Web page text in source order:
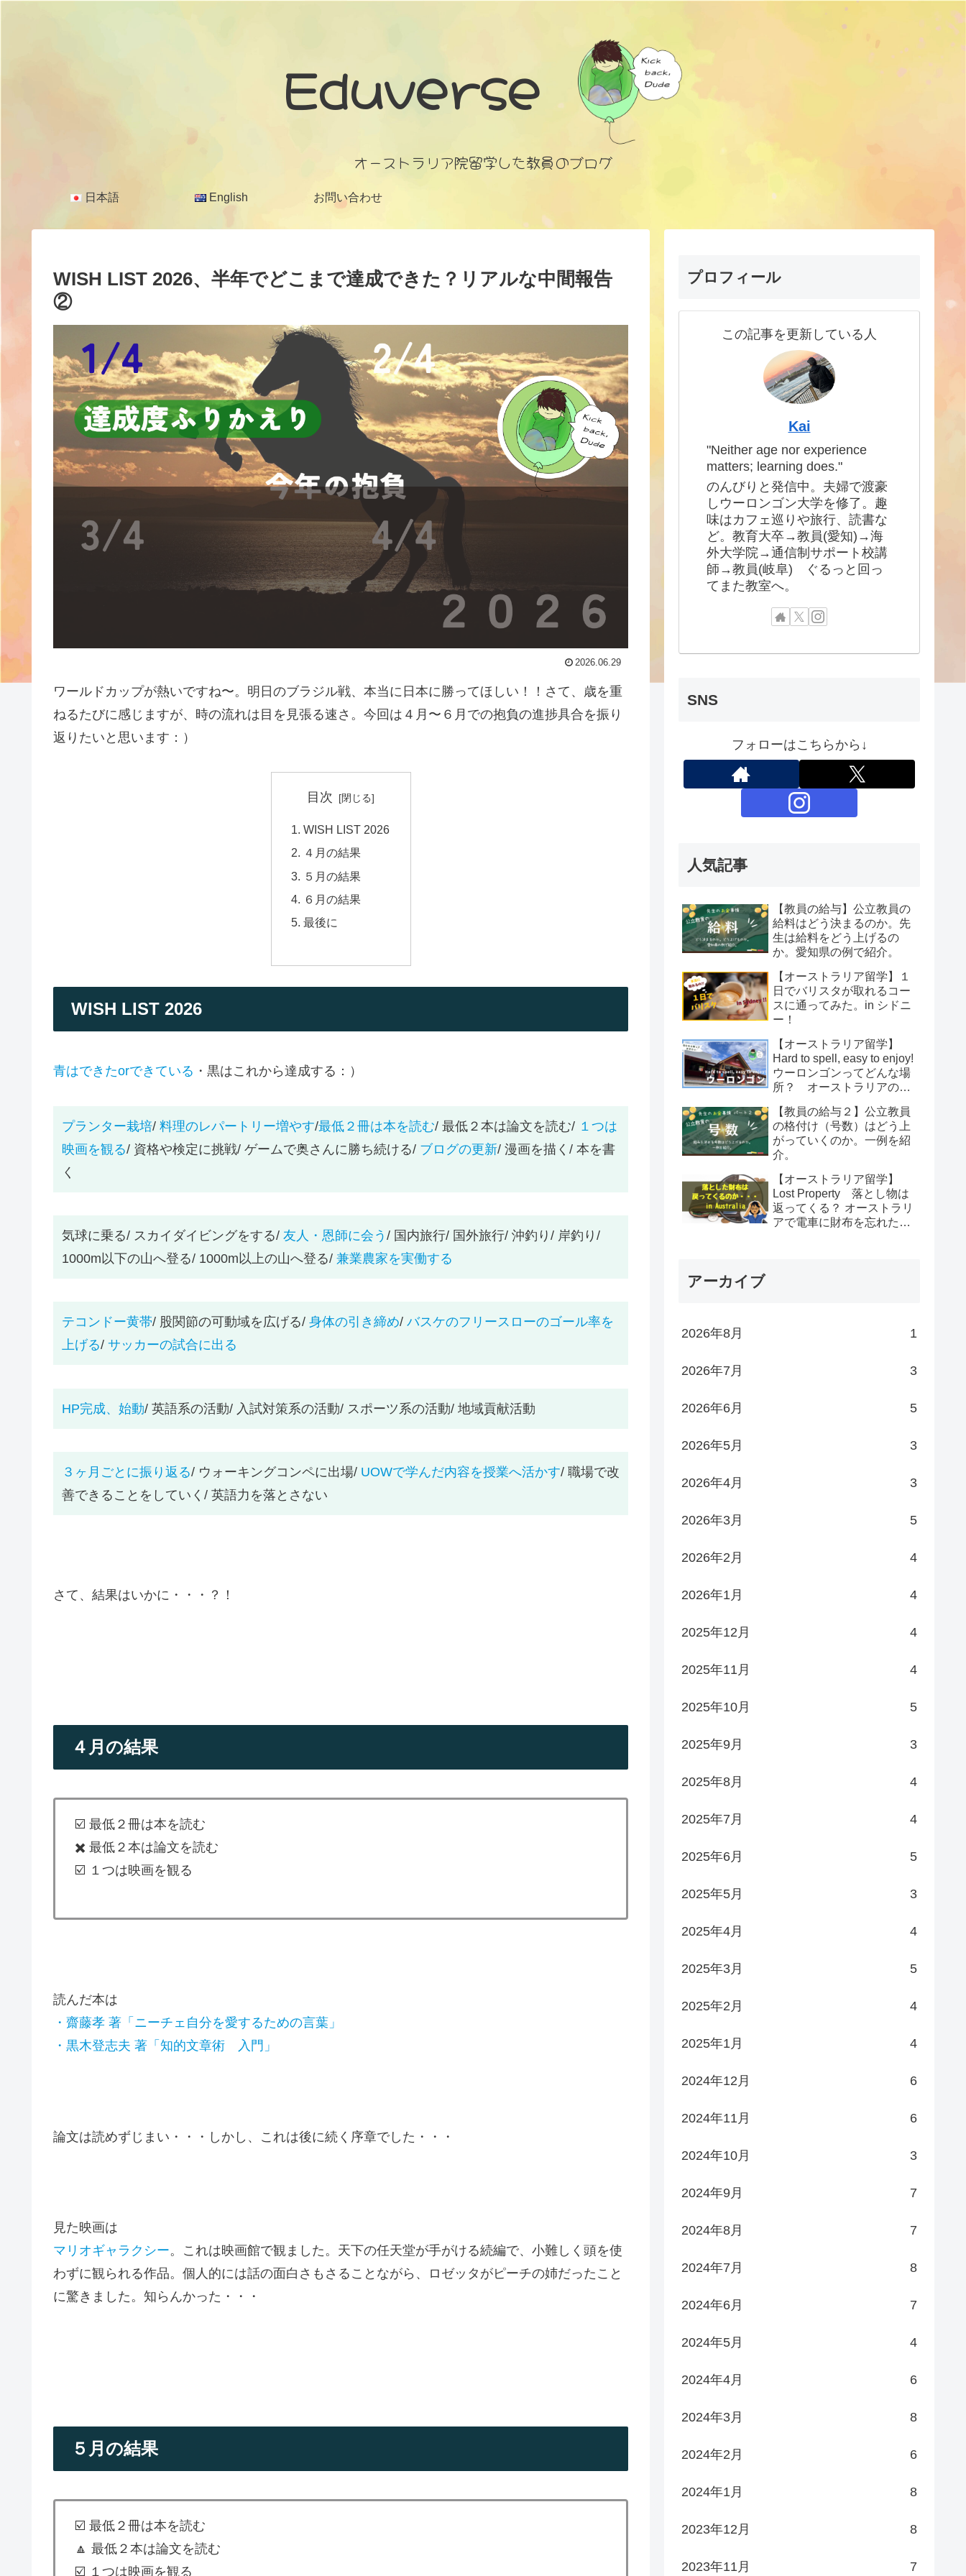
Eduverse
オーストラリア院留学した教員のブログ
日本語 English お問い合わせ
WISH LIST 2026、半年でどこまで達成できた？リアルな中間報告
②
2026.06.29
ワールドカップが熱いですね〜。明日のブラジル戦、本当に日本に勝ってほしい！！さて、歳を重
ねるたびに感じますが、時の流れは目を見張る速さ。今回は４月〜６月での抱負の進捗具合を振り
返りたいと思います：）
目次
WISH LIST 2026
４月の結果
５月の結果
６月の結果
最後に
WISH LIST 2026
青はできたorできている ・黒はこれから達成する：）
プランター栽培/ 料理のレパートリー増やす/最低２冊は本を読む/ 最低２本は論文を読む/ １つは
映画を観る/ 資格や検定に挑戦/ ゲームで奥さんに勝ち続ける/ ブログの更新/ 漫画を描く/ 本を書
く
気球に乗る/ スカイダイビングをする/ 友人・恩師に会う / 国内旅行/ 国外旅行/ 沖釣り/ 岸釣り/
1000m以下の山へ登る/ 1000m以上の山へ登る/ 兼業農家を実働する
テコンドー黄帯/ 股関節の可動域を広げる/ 身体の引き締め/ バスケのフリースローのゴール率を
上げる/ サッカーの試合に出る
HP完成、始動/ 英語系の活動/ 入試対策系の活動/ スポーツ系の活動/ 地域貢献活動
３ヶ月ごとに振り返る/ ウォーキングコンペに出場/ UOWで学んだ内容を授業へ活かす/ 職場で改
善できることをしていく/ 英語力を落とさない
さて、結果はいかに・・・？！
４月の結果
☑️ 最低２冊は本を読む
✖️ 最低２本は論文を読む
☑️ １つは映画を観る
読んだ本は
・齋藤孝 著「ニーチェ自分を愛するための言葉」
・黒木登志夫 著「知的文章術 入門」
論文は読めずじまい・・・しかし、これは後に続く序章でした・・・
見た映画は
マリオギャラクシー。これは映画館で観ました。天下の任天堂が手がける続編で、小難しく頭を使
わずに観られる作品。個人的には話の面白さもさることながら、ロゼッタがピーチの姉だったこと
に驚きました。知らんかった・・・
５月の結果
☑️ 最低２冊は本を読む
🔼 最低２本は論文を読む
☑️ １つは映画を観る
プロフィール
この記事を更新している人
Kai
"Neither age nor experience
matters; learning does."
のんびりと発信中。夫婦で渡豪
しウーロンゴン大学を修了。趣
味はカフェ巡りや旅行、読書な
ど。教育大卒→教員(愛知)→海
外大学院→通信制サポート校講
師→教員(岐阜) ぐるっと回っ
てまた教室へ。
SNS
フォローはこちらから↓
人気記事
【教員の給与】公立教員の
給料はどう決まるのか。先
生は給料をどう上げるの
か。愛知県の例で紹介。
【オーストラリア留学】１
日でバリスタが取れるコー
スに通ってみた。in シドニ
ー！
【オーストラリア留学】
Hard to spell, easy to enjoy!
ウーロンゴンってどんな場
所？ オーストラリアのウ
【教員の給与２】公立教員
の格付け（号数）はどう上
がっていくのか。一例を紹
介。
【オーストラリア留学】
Lost Property 落とし物は
返ってくる？ オーストラリ
アで電車に財布を忘れた
アーカイブ
2026年8月 1
2026年7月 3
2026年6月 5
2026年5月 3
2026年4月 3
2026年3月 5
2026年2月 4
2026年1月 4
2025年12月 4
2025年11月 4
2025年10月 5
2025年9月 3
2025年8月 4
2025年7月 4
2025年6月 5
2025年5月 3
2025年4月 4
2025年3月 5
2025年2月 4
2025年1月 4
2024年12月 6
2024年11月 6
2024年10月 3
2024年9月 7
2024年8月 7
2024年7月 8
2024年6月 7
2024年5月 4
2024年4月 6
2024年3月 8
2024年2月 6
2024年1月 8
2023年12月 8
2023年11月 7